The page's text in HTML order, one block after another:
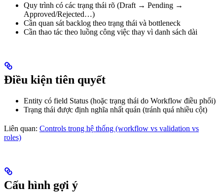
Quy trình có các trạng thái rõ (Draft → Pending →
Approved/Rejected…)
Cần quan sát backlog theo trạng thái và bottleneck
Cần thao tác theo luồng công việc thay vì danh sách dài
Điều kiện tiên quyết
Entity có field Status (hoặc trạng thái do Workflow điều phối)
Trạng thái được định nghĩa nhất quán (tránh quá nhiều cột)
Liên quan: Controls trong hệ thống (workflow vs validation vs
roles)
Cấu hình gợi ý